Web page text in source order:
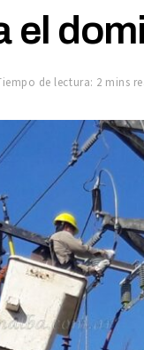
el
de lectura: 2 mins